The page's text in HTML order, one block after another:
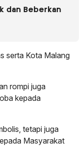
dan Beberkan
serta Kota Malang
rompi juga
kepada
tetapi juga
Masyarakat